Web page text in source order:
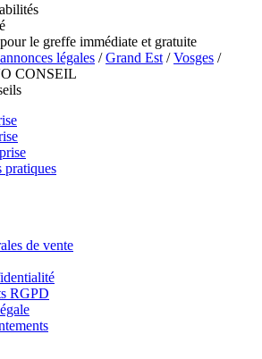
le greffe immédiate et gratuite
légales /Grand Est /Vosges /
CONSEIL
pratiques
de vente
RGPD